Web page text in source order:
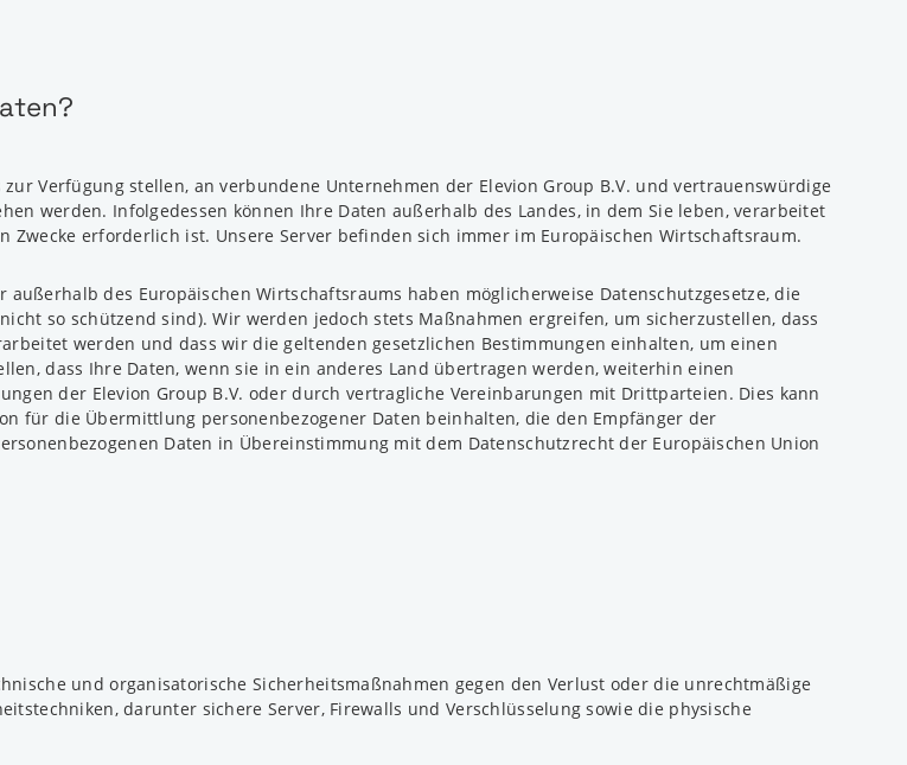
Verfügung stellen, an verbundene Unternehmen der Elevion Group B.V. und vertrauenswürdige
werden. Infolgedessen können Ihre Daten außerhalb des Landes, in dem Sie leben, verarbeitet
erforderlich ist. Unsere Server befinden sich immer im Europäischen Wirtschaftsraum.
des Europäischen Wirtschaftsraums haben möglicherweise Datenschutzgesetze, die
so schützend sind). Wir werden jedoch stets Maßnahmen ergreifen, um sicherzustellen, dass
werden und dass wir die geltenden gesetzlichen Bestimmungen einhalten, um einen
dass Ihre Daten, wenn sie in ein anderes Land übertragen werden, weiterhin einen
der Elevion Group B.V. oder durch vertragliche Vereinbarungen mit Drittparteien. Dies kann
für die Übermittlung personenbezogener Daten beinhalten, die den Empfänger der
Daten in Übereinstimmung mit dem Datenschutzrecht der Europäischen Union
und organisatorische Sicherheitsmaßnahmen gegen den Verlust oder die unrechtmäßige
darunter sichere Server, Firewalls und Verschlüsselung sowie die physische